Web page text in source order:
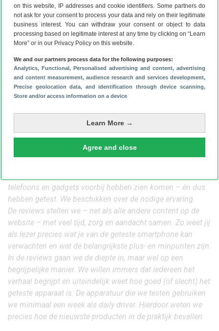
on this website, IP addresses and cookie identifiers. Some partners do
not ask for your consent to process your data and rely on their legitimate
business interest. You can withdraw your consent or object to data
processing based on legitimate interest at any time by clicking on “Learn
More” or in our Privacy Policy on this website.
We and our partners process data for the following purposes:
Analytics, Functional, Personalised advertising and content, advertising
and content measurement, audience research and services development,
Precise geolocation data, and identification through device scanning,
Store and/or access information on a device
Learn More →
Agree and close
keer vol krijgt met dit apparaatje. Omdat hij passthrough
charging ondersteunt is dat geen groot probleem. ’s
Nachts kun je met de lader van je smartphone ook de
Mini Evo weer bijtanken.
Mojogear Mini Evo kopen
Wil je de Mojogear Mini Evo na het lezen van deze review
kopen? Op dewebsite van Mojogear ben je26,95 euro
kwijt voor de powerbank. Je kunt hem ook kopen bij
uit. Je betaalt dan vaak rond de 30 euro.
Reviews op Android Planet
Op Android Planet testen we het hele jaar door de nieuwste
apparatuur zoals smartwatches, draadloze oordopjes en
telefoons en gadgets voorbij hebben zien komen – én dus
hebben getest. We beschikken over de nodige ervaring.
De reviews stellen we – net als alle andere content op de
website – met veel tijd, zorg en aandacht samen. Zo weet jij
als lezer precies wat je van de geteste smartphone kan
verwachten en wat de belangrijkste plus- en minpunten zijn.
In de reviews gaan we de diepte in, maar wel op een
begrijpelijke manier. We willen immers dat iedereen het
verhaal begrijpt en uiteindelijk weet hoe goed (of slecht) het
geteste apparaat is. De apparatuur die we testen gebruiken
we minimaal een week als daily driver. Hierdoor weten we
precies hoe de nieuwste producten in de praktijk bevallen.